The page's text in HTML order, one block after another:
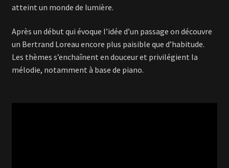
atteint un monde de lumière.
Après un début qui évoque l’idée d’un passage on découvre
un Bertrand Loreau encore plus paisible que d’habitude.
Les thèmes s’enchaînent en douceur et privilégient la
mélodie, notamment à base de piano.